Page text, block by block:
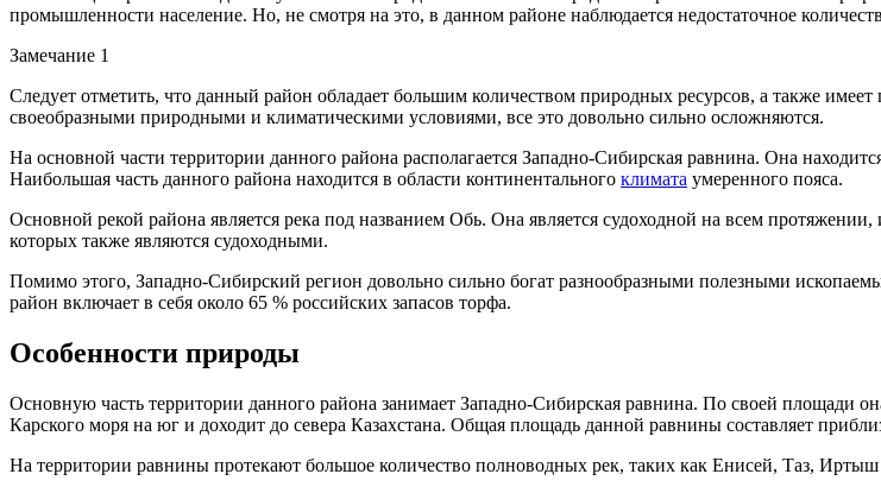
промышленности население. Но, не смотря на это, в данном районе наблюдается недостаточное
Замечание 1
Следует отметить, что данный район обладает большим количеством природных ресурсов, а также
своеобразными природными и климатическими условиями, все это довольно сильно осложняются.
На основной части территории данного района располагается Западно-Сибирская равнина. Она
Наибольшая часть данного района находится в области континентального климата умеренного пояса.
Основной рекой района является река под названием Обь. Она является судоходной на всем
которых также являются судоходными.
Помимо этого, Западно-Сибирский регион довольно сильно богат разнообразными полезными
район включает в себя около 65 % российских запасов торфа.
Особенности природы
Основную часть территории данного района занимает Западно-Сибирская равнина. По своей площади
Карского моря на юг и доходит до севера Казахстана. Общая площадь данной равнины составляет
На территории равнины протекают большое количество полноводных рек, таких как Енисей, Таз,